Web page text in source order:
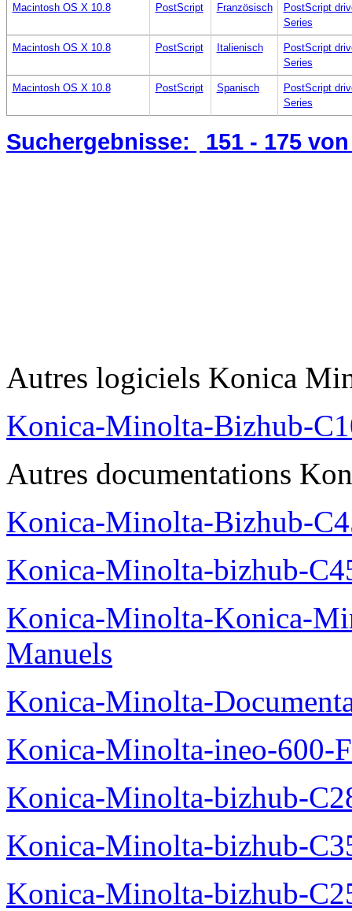
Macintosh OS X 10.8 PostScript Französisch
PostScript
Series
Macintosh OS X 10.8 PostScript Italienisch
PostScript
Series
Macintosh OS X 10.8 PostScript Spanisch
PostScript
Series
Suchergebnisse: 151 - 175 von
Autres logiciels Konica
Konica-Minolta-Bizhub-
Autres documentations
Konica-Minolta-Bizhub-
Konica-Minolta-bizhub-
Konica-Minolta-Konica-
Manuels
Konica-Minolta-
Konica-Minolta-ineo-600-
Konica-Minolta-bizhub-
Konica-Minolta-bizhub-
Konica-Minolta-bizhub-